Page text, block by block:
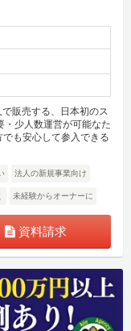
販売する、日本初のス
・少人数運営が可能なた
も安心して参入できる
法人の新規事業向け
未経験からオーナーに
資料請求